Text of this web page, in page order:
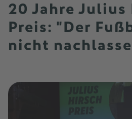
20 Jahre Julius
Preis: "Der
nicht